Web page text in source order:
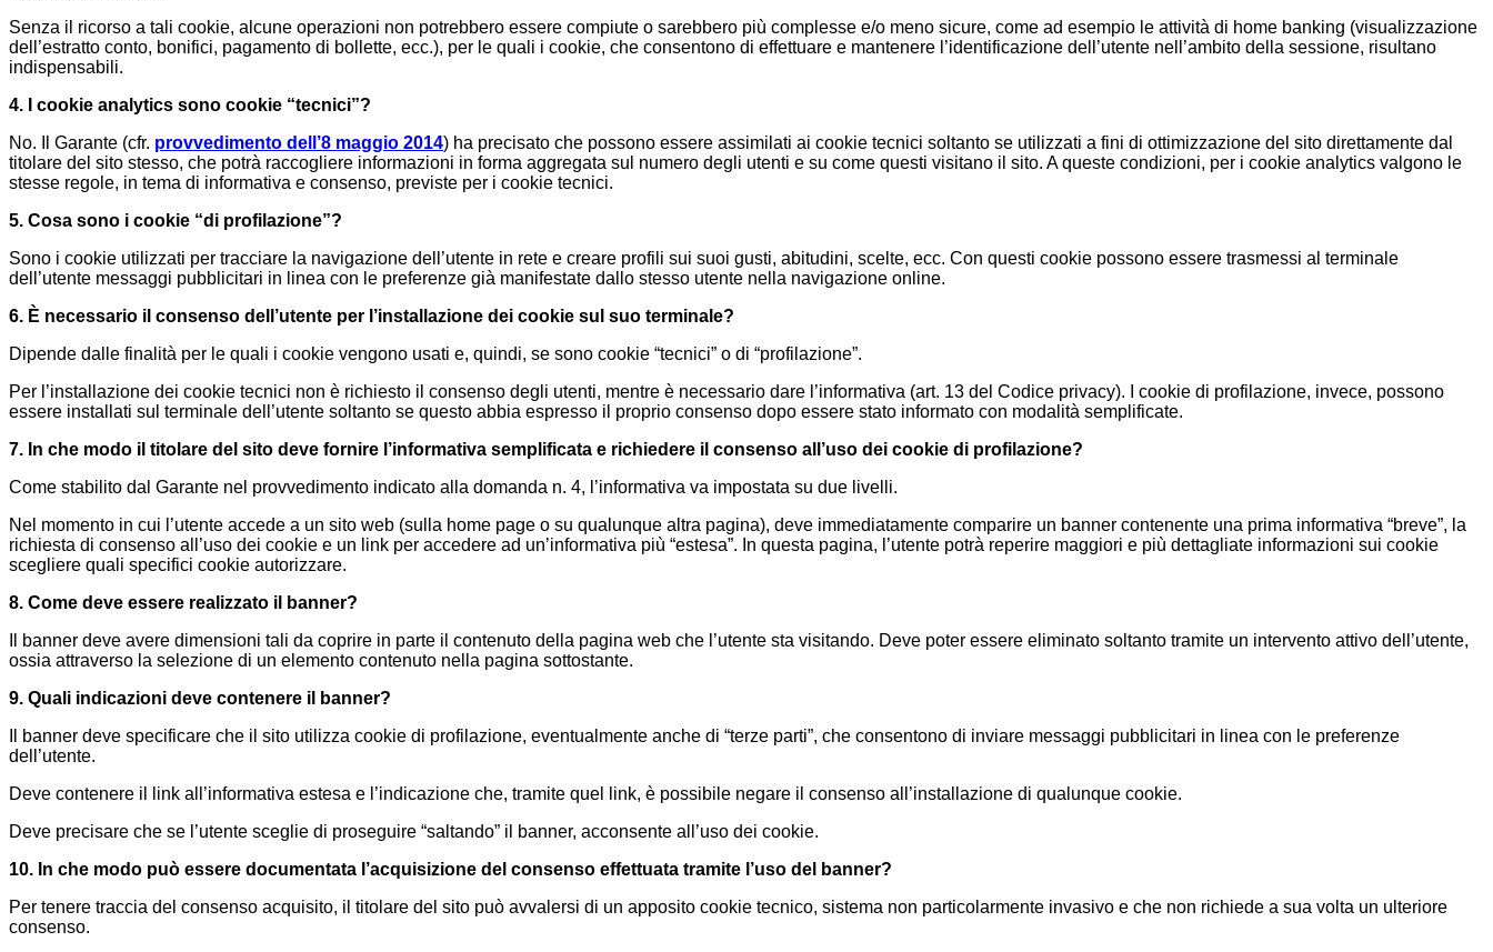
Senza il ricorso a tali cookie, alcune operazioni non potrebbero essere compiute o sarebbero più complesse e/o meno sicure, come ad esempio le attività di home banking (visualizzazione
dell’estratto conto, bonifici, pagamento di bollette, ecc.), per le quali i cookie, che consentono di effettuare e mantenere l’identificazione dell’utente nell’ambito della sessione, risultano
indispensabili.
4. I cookie analytics sono cookie “tecnici”?
No. Il Garante (cfr. provvedimento dell’8 maggio 2014) ha precisato che possono essere assimilati ai cookie tecnici soltanto se utilizzati a fini di ottimizzazione del sito direttamente dal
titolare del sito stesso, che potrà raccogliere informazioni in forma aggregata sul numero degli utenti e su come questi visitano il sito. A queste condizioni, per i cookie analytics valgono le
stesse regole, in tema di informativa e consenso, previste per i cookie tecnici.
5. Cosa sono i cookie “di profilazione”?
Sono i cookie utilizzati per tracciare la navigazione dell’utente in rete e creare profili sui suoi gusti, abitudini, scelte, ecc. Con questi cookie possono essere trasmessi al terminale
dell’utente messaggi pubblicitari in linea con le preferenze già manifestate dallo stesso utente nella navigazione online.
6. È necessario il consenso dell’utente per l’installazione dei cookie sul suo terminale?
Dipende dalle finalità per le quali i cookie vengono usati e, quindi, se sono cookie “tecnici” o di “profilazione”.
Per l’installazione dei cookie tecnici non è richiesto il consenso degli utenti, mentre è necessario dare l’informativa (art. 13 del Codice privacy). I cookie di profilazione, invece, possono
essere installati sul terminale dell’utente soltanto se questo abbia espresso il proprio consenso dopo essere stato informato con modalità semplificate.
7. In che modo il titolare del sito deve fornire l’informativa semplificata e richiedere il consenso all’uso dei cookie di profilazione?
Come stabilito dal Garante nel provvedimento indicato alla domanda n. 4, l’informativa va impostata su due livelli.
Nel momento in cui l’utente accede a un sito web (sulla home page o su qualunque altra pagina), deve immediatamente comparire un banner contenente una prima informativa “breve”, la
richiesta di consenso all’uso dei cookie e un link per accedere ad un’informativa più “estesa”. In questa pagina, l’utente potrà reperire maggiori e più dettagliate informazioni sui cookie
scegliere quali specifici cookie autorizzare.
8. Come deve essere realizzato il banner?
Il banner deve avere dimensioni tali da coprire in parte il contenuto della pagina web che l’utente sta visitando. Deve poter essere eliminato soltanto tramite un intervento attivo dell’utente,
ossia attraverso la selezione di un elemento contenuto nella pagina sottostante.
9. Quali indicazioni deve contenere il banner?
Il banner deve specificare che il sito utilizza cookie di profilazione, eventualmente anche di “terze parti”, che consentono di inviare messaggi pubblicitari in linea con le preferenze
dell’utente.
Deve contenere il link all’informativa estesa e l’indicazione che, tramite quel link, è possibile negare il consenso all’installazione di qualunque cookie.
Deve precisare che se l’utente sceglie di proseguire “saltando” il banner, acconsente all’uso dei cookie.
10. In che modo può essere documentata l’acquisizione del consenso effettuata tramite l’uso del banner?
Per tenere traccia del consenso acquisito, il titolare del sito può avvalersi di un apposito cookie tecnico, sistema non particolarmente invasivo e che non richiede a sua volta un ulteriore
consenso.